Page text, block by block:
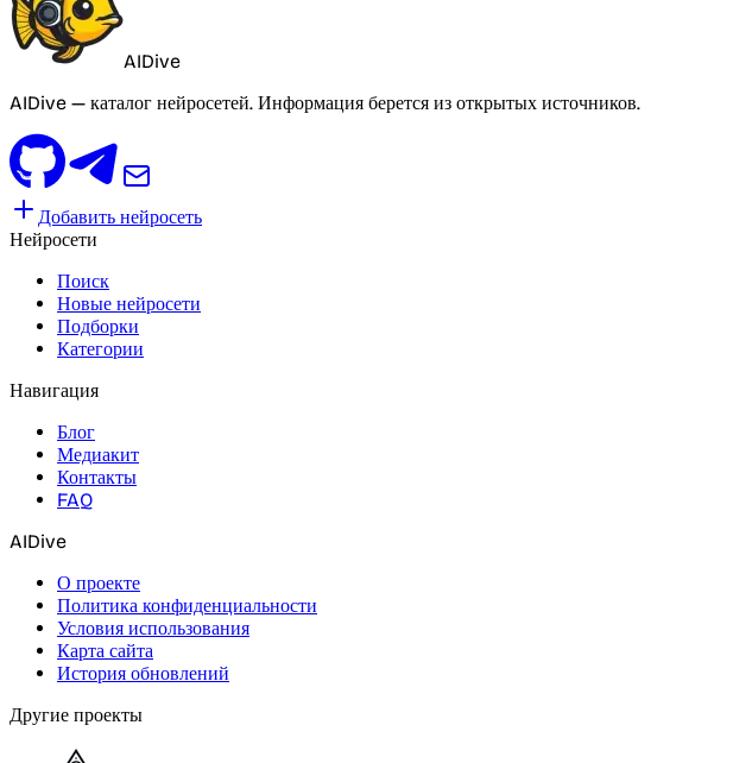
AIDive
AIDive — каталог нейросетей. Информация берется из открытых источников.
Добавить нейросеть
Нейросети
Поиск
Новые нейросети
Подборки
Категории
Навигация
Блог
Медиакит
Контакты
FAQ
AIDive
О проекте
Политика конфиденциальности
Условия использования
Карта сайта
История обновлений
Другие проекты